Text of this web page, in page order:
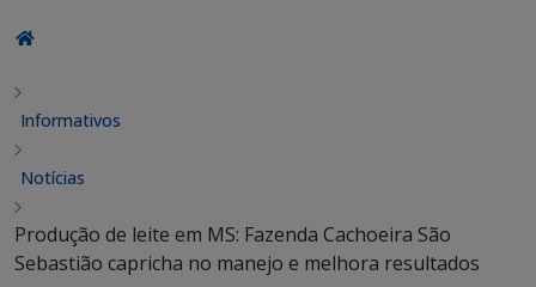
Informativos
Notícias
Produção de leite em MS: Fazenda Cachoeira São
Sebastião capricha no manejo e melhora resultados